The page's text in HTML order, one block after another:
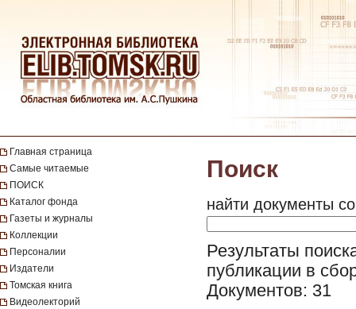
Главная страница
Самые читаемые
ПОИСК
Каталог фонда
Газеты и журналы
Коллекции
Персоналии
Издатели
Томская книга
Видеолекторий
Поиск
найти документы
Результаты
публикации в
Документов: 31